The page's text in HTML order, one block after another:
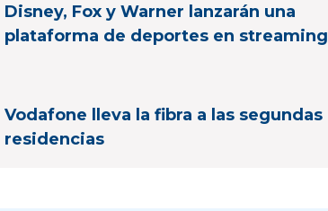
Disney, Fox y Warner lanzarán una
plataforma de deportes en streaming
Vodafone lleva la fibra a las segundas
residencias